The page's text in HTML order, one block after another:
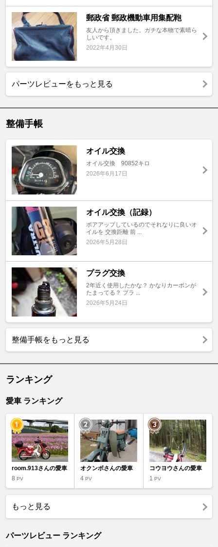
郵政省 郵政機動車用集配鞄
友人から頂きました。ガチな本物で素晴ら
しいです。
2022年4月30日
パーツレビューをもっと見る
整備手帳
オイル交換
オイル交換 90852キロ
2026年6月17日
オイル交換（記録）
ボアアップしているのでそれなりに良いオ
イルを 交換距離 前 ...
2026年5月28日
プラグ交換
2年近く使用したかな？ かなりカーボンが
たまってる？ プラ ...
2026年5月24日
整備手帳をもっと見る
ランキング
愛車 ランキング
room.913さんの愛車
8 PV
オクンボさんの愛車
4PV
コウヨウさんの愛車
1 PV
もっと見る
パーツレビュー ランキング